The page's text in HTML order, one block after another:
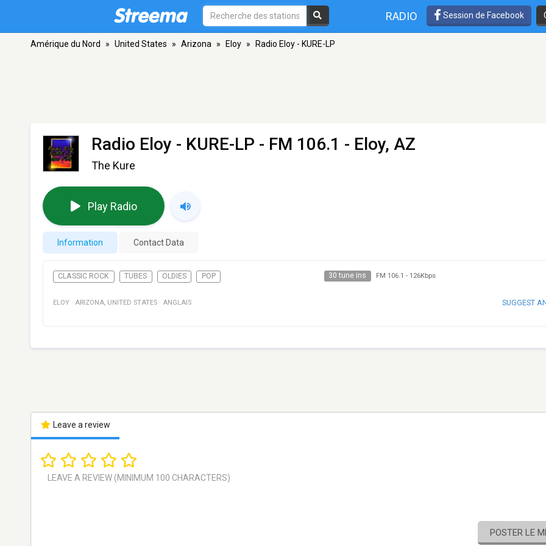
RADIO Session de Facebook
Amérique du Nord » United States » Arizona » Eloy » Radio Eloy - KURE-LP
Radio Eloy - KURE-LP - FM 106.1 - Eloy, AZ
The Kure
Play Radio
Information Contact Data
CLASSIC ROCK TUBES OLDIES POP 30 tune ins FM 106.1 - 126Kbps
ELOY · ARIZONA, UNITED STATES · ANGLAIS SUGGEST
Leave a review
POSTER LE